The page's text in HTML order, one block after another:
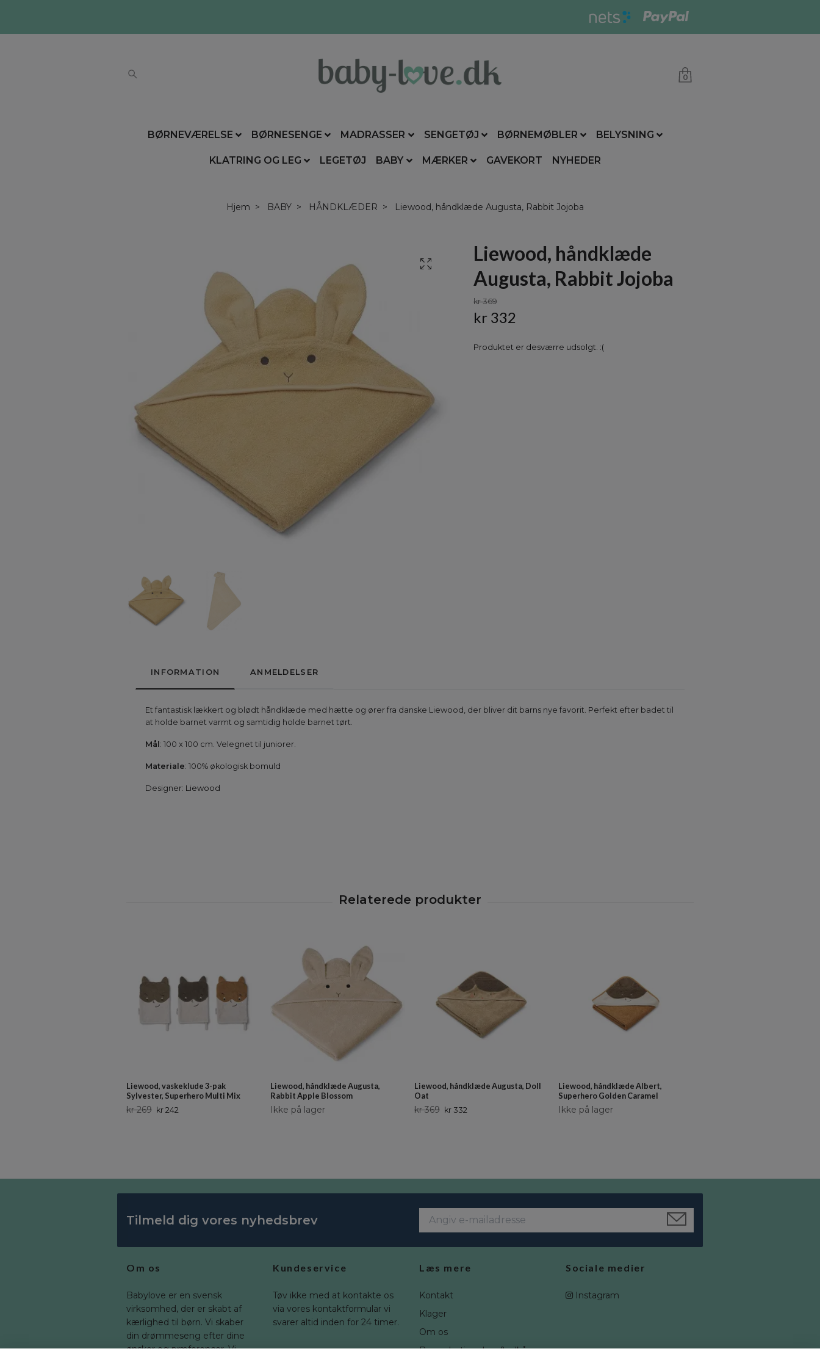
0
BØRNEVÆRELSE BØRNESENGE MADRASSER SENGETØJ BØRNEMØBLER BELYSNING
KLATRING OG LEG LEGETØJ BABY MÆRKER GAVEKORT NYHEDER
Hjem BABY HÅNDKLÆDER Liewood, håndklæde Augusta, Rabbit Jojoba
Liewood, håndklæde
Augusta, Rabbit Jojoba
kr 369
kr 332
Produktet er desværre udsolgt. :(
INFORMATION ANMELDELSER
Et fantastisk lækkert og blødt håndklæde med hætte og ører fra danske Liewood, der bliver dit barns nye favorit. Perfekt efter badet til
at holde barnet varmt og samtidig holde barnet tørt.
Mål : 100 x 100 cm. Velegnet til juniorer.
Materiale: 100% økologisk bomuld
Designer: Liewood
Liewood, vaskeklude 3-pak
Sylvester, Superhero Multi Mix
kr 269 kr 242
Liewood, håndklæde Augusta,
Rabbit Apple Blossom
Ikke på lager
Liewood, håndklæde Augusta, Doll
Oat
kr 369 kr 332
Liewood, håndklæde Albert,
Superhero Golden Caramel
Ikke på lager
Tilmeld dig vores nyhedsbrev
Om os
Babylove er en svensk
virksomhed, der er skabt af
kærlighed til børn. Vi skaber
din drømmeseng efter dine
ønsker og præferencer. Vi
Kundeservice
Tøv ikke med at kontakte os
via vores kontaktformular vi
svarer altid inden for 24 timer.
Læs mere
Kontakt
Klager
Om os
Brugerbetingelser & vilkår
Sociale medier
Instagram